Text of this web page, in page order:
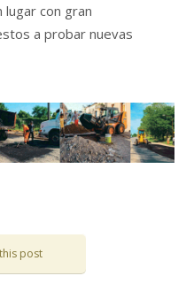
lugar con gran
a probar nuevas
post